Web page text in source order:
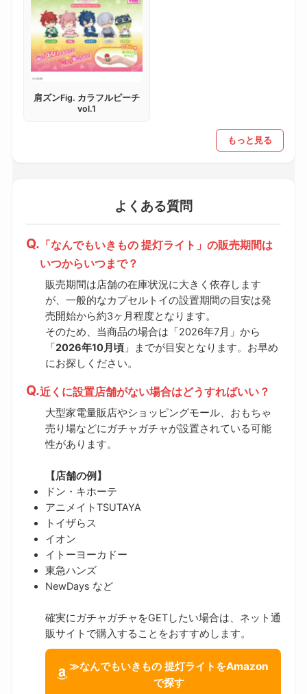
肩ズンFig. カラフルピーチ
vol.1
もっと見る
よくある質問
「なんでもいきもの 提灯ライト」の販売期間は
いつからいつまで？
販売期間は店舗の在庫状況に大きく依存します
が、一般的なカプセルトイの設置期間の目安は発
売開始から約3ヶ月程度となります。
そのため、当商品の場合は「2026年7月」から
「2026年10月頃」までが目安となります。お早め
にお探しください。
近くに設置店舗がない場合はどうすればいい？
大型家電量販店やショッピングモール、おもちゃ
売り場などにガチャガチャが設置されている可能
性があります。
【店舗の例】
ドン・キホーテ
アニメイトTSUTAYA
トイザらス
イオン
イトーヨーカドー
東急ハンズ
NewDays など
確実にガチャガチャをGETしたい場合は、ネット通
販サイトで購入することをおすすめします。
≫なんでもいきもの 提灯ライトをAmazon
で探す